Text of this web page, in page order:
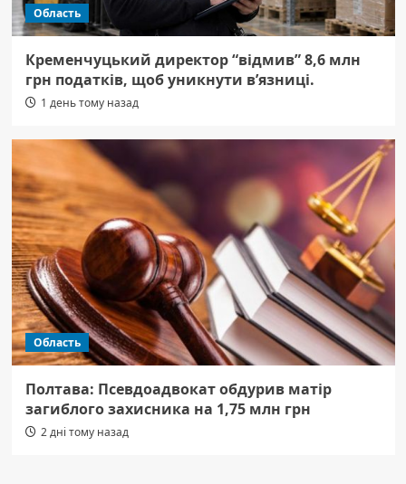
Область
Кременчуцький директор “відмив” 8,6 млн
грн податків, щоб уникнути в’язниці.
1 день тому назад
Область
Полтава: Псевдоадвокат обдурив матір
загиблого захисника на 1,75 млн грн
2 дні тому назад